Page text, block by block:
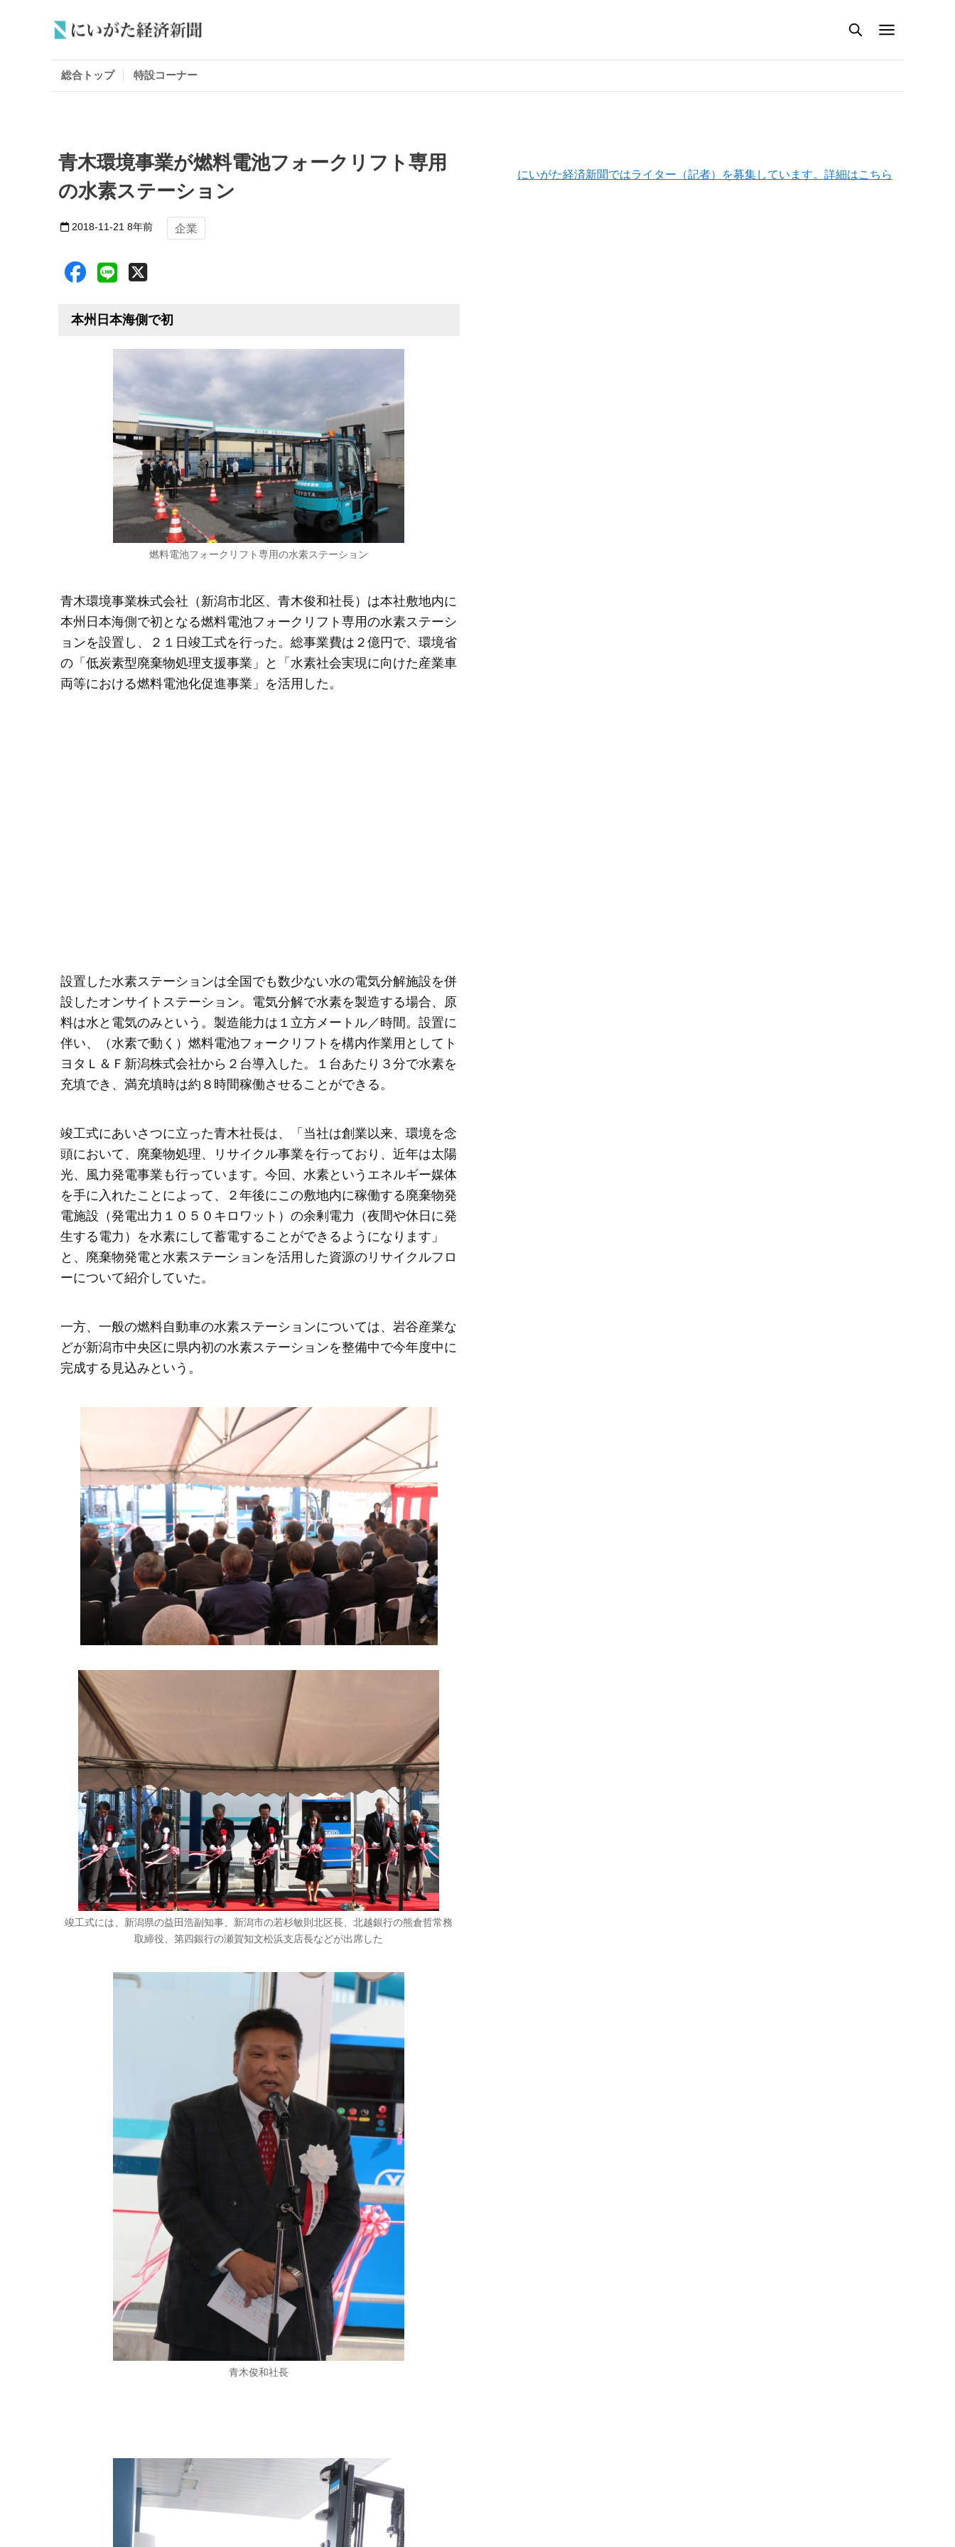
総合トップ 特設コーナー
青木環境事業が燃料電池フォークリフト専用
の水素ステーション
2018-11-21 8年前 企業
本州日本海側で初
燃料電池フォークリフト専用の水素ステーション
青木環境事業株式会社（新潟市北区、青木俊和社長）は本社敷地内に
本州日本海側で初となる燃料電池フォークリフト専用の水素ステーシ
ョンを設置し、２１日竣工式を行った。総事業費は２億円で、環境省
の「低炭素型廃棄物処理支援事業」と「水素社会実現に向けた産業車
両等における燃料電池化促進事業」を活用した。
設置した水素ステーションは全国でも数少ない水の電気分解施設を併
設したオンサイトステーション。電気分解で水素を製造する場合、原
料は水と電気のみという。製造能力は１立方メートル／時間。設置に
伴い、（水素で動く）燃料電池フォークリフトを構内作業用としてト
ヨタＬ＆Ｆ新潟株式会社から２台導入した。１台あたり３分で水素を
充填でき、満充填時は約８時間稼働させることができる。
竣工式にあいさつに立った青木社長は、「当社は創業以来、環境を念
頭において、廃棄物処理、リサイクル事業を行っており、近年は太陽
光、風力発電事業も行っています。今回、水素というエネルギー媒体
を手に入れたことによって、２年後にこの敷地内に稼働する廃棄物発
電施設（発電出力１０５０キロワット）の余剰電力（夜間や休日に発
生する電力）を水素にして蓄電することができるようになります」
と、廃棄物発電と水素ステーションを活用した資源のリサイクルフロ
ーについて紹介していた。
一方、一般の燃料自動車の水素ステーションについては、岩谷産業な
どが新潟市中央区に県内初の水素ステーションを整備中で今年度中に
完成する見込みという。
竣工式には、新潟県の益田浩副知事、新潟市の若杉敏則北区長、北越銀行の熊倉哲常務
取締役、第四銀行の瀬賀知文松浜支店長などが出席した
青木俊和社長
にいがた経済新聞ではライター（記者）を募集しています。詳細はこちら